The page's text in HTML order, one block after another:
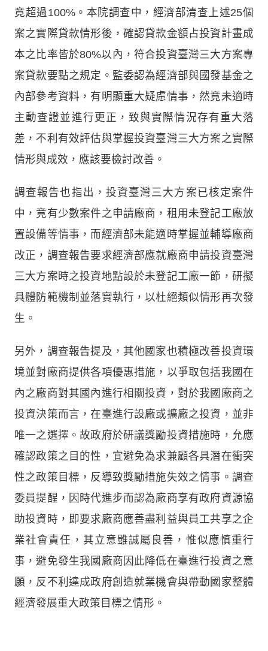
竟超過100%。本院調查中，經濟部清查上述25個
案之實際貸款情形後，確認貸款金額占投資計畫成
本之比率皆於80%以內，符合投資臺灣三大方案專
案貸款要點之規定。監委認為經濟部與國發基金之
內部參考資料，有明顯重大疑慮情事，然竟未適時
主動查證並進行更正，致與實際情況存有重大落
差，不利有效評估與掌握投資臺灣三大方案之實際
情形與成效，應該要檢討改善。
調查報告也指出，投資臺灣三大方案已核定案件
中，竟有少數案件之申請廠商，租用未登記工廠放
置設備等情事，而經濟部未能適時掌握並輔導廠商
改正，調查報告要求經濟部應就廠商申請投資臺灣
三大方案時之投資地點設於未登記工廠一節，研擬
具體防範機制並落實執行，以杜絕類似情形再次發
生。
另外，調查報告提及，其他國家也積極改善投資環
境並對廠商提供各項優惠措施，以爭取包括我國在
內之廠商對其國內進行相關投資，對於我國廠商之
投資決策而言，在臺進行設廠或擴廠之投資，並非
唯一之選擇。故政府於研議獎勵投資措施時，允應
確認政策之目的性，宜避免為求兼顧各具潛在衝突
性之政策目標，反導致獎勵措施失效之情事。調查
委員提醒，因時代進步而認為廠商享有政府資源協
助投資時，即要求廠商應善盡利益與員工共享之企
業社會責任，其立意雖誠屬良善，惟似應慎重行
事，避免發生我國廠商因此降低在臺進行投資之意
願，反不利達成政府創造就業機會與帶動國家整體
經濟發展重大政策目標之情形。